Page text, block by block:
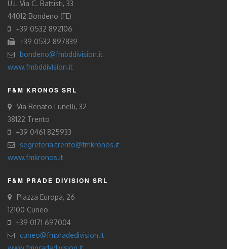
U.L Via C. Battisti, 33
44012 Bondeno (FE)
+39 0532 892106
+39 0532 897839
bondeno@fmbddivision.it
www.fmbddivision.it
F&M KRONOS SRL
Via Renato Lunelli, 32
38122 Trento
+39 0461 825933
segreteria.trento@fmkronos.it
www.fmkronos.it
F&M PRADE DIVISION SRL
Piazza Europa, 26
12100 Cuneo
+39 0171 697004
cuneo@fmpradedivision.it